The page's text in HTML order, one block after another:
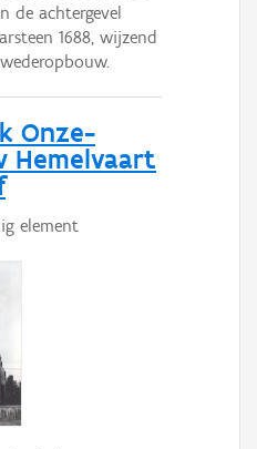
de achtergevel
1688, wijzend
Onze-
Hemelvaart
element